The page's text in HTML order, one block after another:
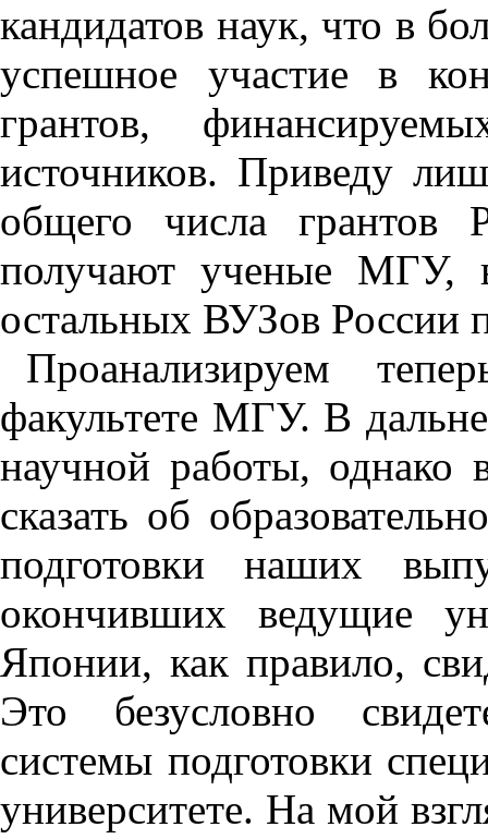
кандидатов наук, что в
успешное участие в
грантов,
источников. Приведу
общего числа
получают ученые МГУ,
остальных ВУЗов России
Проанализируем
факультете МГУ. В
научной работы, однако
сказать об
подготовки наших
окончивших ведущие
Японии, как правило,
Это безусловно
системы подготовки
университете. На мой